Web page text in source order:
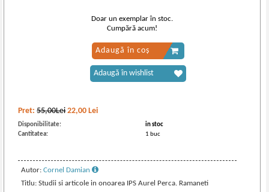
Pret:55,00Lei 22,00 Lei
Disponibilitate:
in stoc
Cantitatea:
1 buc
Autor:Cornel Damian
Titlu: Studii si articole in onoarea IPS Aurel Perca. Ramaneti
Doar un exemplar în stoc.
Cumpără acum!
Adaugă în coș
Adaugă în wishlist